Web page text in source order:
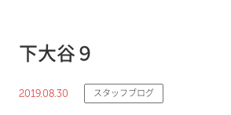
下大谷９
2019.08.30 スタッフブログ